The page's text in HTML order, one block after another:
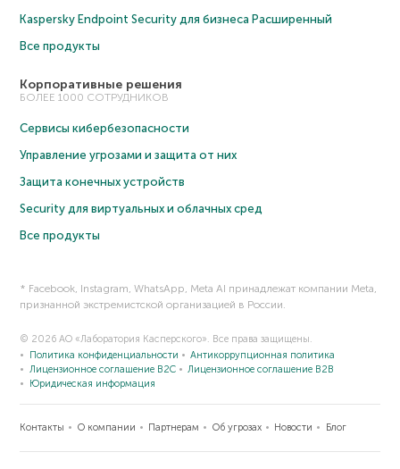
Kaspersky Endpoint Security для бизнеса Расширенный
Все продукты
Корпоративные решения
БОЛЕЕ 1000 СОТРУДНИКОВ
Сервисы кибербезопасности
Управление угрозами и защита от них
Защита конечных устройств
Security для виртуальных и облачных сред
Все продукты
* Facebook, Instagram, WhatsApp, Meta AI принадлежат компании Meta,
признанной экстремистской организацией в России.
© 2026 АО «Лаборатория Касперского». Все права защищены.
Политика конфиденциальности
Антикоррупционная политика
Лицензионное соглашение B2C
Лицензионное соглашение B2B
Юридическая информация
Контакты О компании Партнерам Об угрозах Новости Блог